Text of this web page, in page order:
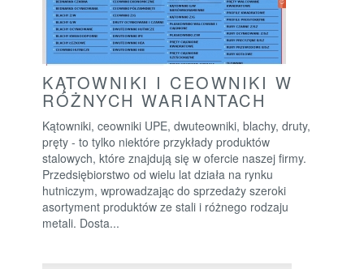
KĄTOWNIKI I CEOWNIKI W
RÓŻNYCH WARIANTACH
Kątowniki, ceowniki UPE, dwuteowniki, blachy, druty,
pręty - to tylko niektóre przykłady produktów
stalowych, które znajdują się w ofercie naszej firmy.
Przedsiębiorstwo od wielu lat działa na rynku
hutniczym, wprowadzając do sprzedaży szeroki
asortyment produktów ze stali i różnego rodzaju
metali. Dosta...